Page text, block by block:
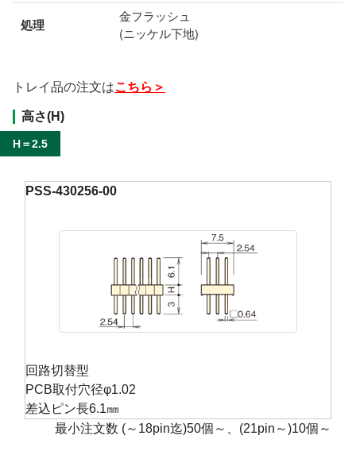
処理
金フラッシュ
(ニッケル下地)
トレイ品の注文はこちら＞
高さ(H)
H＝2.5
PSS-430256-00
回路切替型
PCB取付穴径φ1.02
差込ピン長6.1㎜
最小注文数 (～18pin迄)50個～、(21pin～)10個～